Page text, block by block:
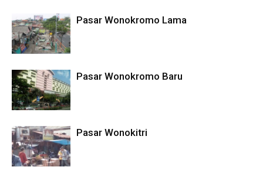
Pasar Wonokromo Lama
Pasar Wonokromo Baru
Pasar Wonokitri